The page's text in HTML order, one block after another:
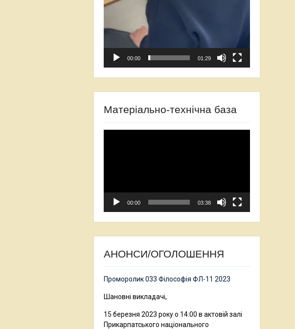
00:00 01:29
Матеріально-технічна база
00:00 03:38
АНОНСИ/ОГОЛОШЕННЯ
Проморолик 033 Філософія ФЛ-11 2023
Шановні викладачі,
15 березня 2023 року о 14:00 в актовій залі
Прикарпатського національного